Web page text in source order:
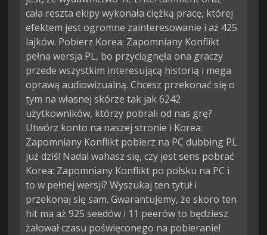
cała reszta ekipy wykonała ciężką pracę, której
efektem jest ogromne zainteresowanie i aż 425
lajków. Pobierz Korea: Zapomniany Konflikt
pełna wersja PL, bo przyciągnęła ona graczy
przede wszystkim interesującą historią i mega
oprawą audiowizualną. Chcesz przekonać się o
tym na własnej skórze tak jak 6242
użytkowników, którzy pobrali od nas grę?
Utwórz konto na naszej stronie i Korea:
Zapomniany Konflikt pobierz na PC dubbing PL
już dziś! Nadal wahasz się, czy jest sens pobrać
Korea: Zapomniany Konflikt po polsku na PC i
to w pełnej wersji? Wyszukaj ten tytuł i
przekonaj się sam. Gwarantujemy, że skoro ten
hit ma aż 925 seedów i 11 peerów to będziesz
żałował czasu poświęconego na pobieranie!